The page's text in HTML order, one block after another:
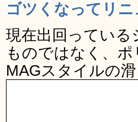
ゴツくなってリ
現在出回ってい
ものではなく、
MAGスタイルの